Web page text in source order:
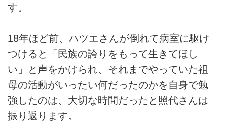
す。
18年ほど前、ハツエさんが倒れて病室に駆け
つけると「民族の誇りをもって生きてほし
い」と声をかけられ、それまでやっていた祖
母の活動がいったい何だったのかを自身で勉
強したのは、大切な時間だったと照代さんは
振り返ります。